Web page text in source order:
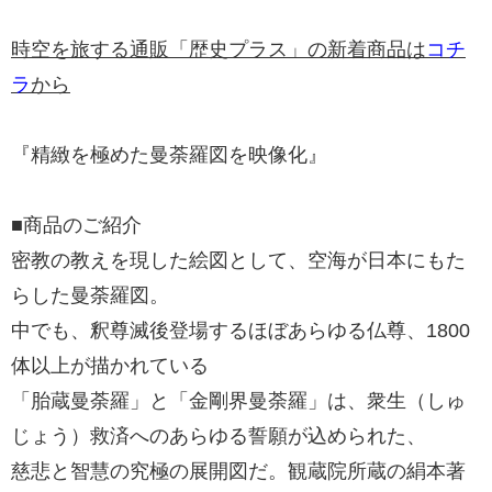
時空を旅する通販「歴史プラス」の新着商品はコチ
ラ から
『精緻を極めた曼荼羅図を映像化』
■商品のご紹介
密教の教えを現した絵図として、空海が日本にもた
らした曼荼羅図。
中でも、釈尊滅後登場するほぼあらゆる仏尊、1800
体以上が描かれている
「胎蔵曼荼羅」と「金剛界曼荼羅」は、衆生（しゅ
じょう）救済へのあらゆる誓願が込められた、
慈悲と智慧の究極の展開図だ。観蔵院所蔵の絹本著